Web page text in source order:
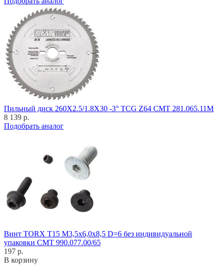
Пильный диск 260X2.5/1.8X30 -3° TCG Z64 CMT 281.065.11M
8 139 р.
Подобрать аналог
Винт TORX T15 M3,5x6,0x8,5 D=6 без индивидуальной
упаковки CMT 990.077.00/65
197 р.
В корзину